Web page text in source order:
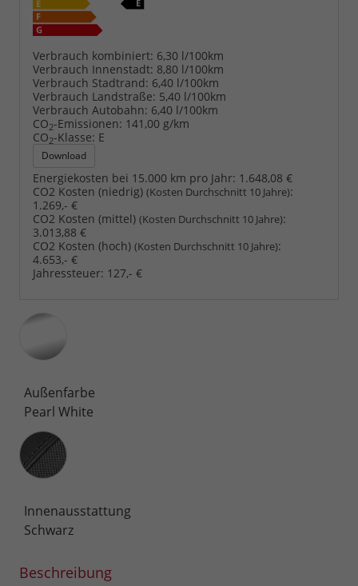
Verbrauch kombiniert: 6,30 l/100km
Verbrauch Innenstadt: 8,80 l/100km
Verbrauch Stadtrand: 6,40 l/100km
Verbrauch Landstraße: 5,40 l/100km
Verbrauch Autobahn: 6,40 l/100km
CO2-Emissionen: 141,00 g/km
CO2-Klasse: E
Download
Energiekosten bei 15.000 km pro Jahr: 1.648,08 €
CO2 Kosten (niedrig) (Kosten Durchschnitt 10 Jahre):
1.269,- €
CO2 Kosten (mittel) (Kosten Durchschnitt 10 Jahre):
3.013,88 €
CO2 Kosten (hoch) (Kosten Durchschnitt 10 Jahre):
4.653,- €
Jahressteuer: 127,- €
Außenfarbe
Pearl White
Innenausstattung
Innenausstattung
Schwarz
Beschreibung